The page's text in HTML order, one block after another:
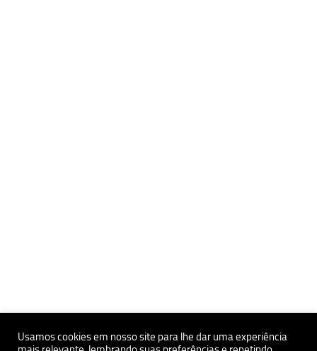
Usamos cookies em nosso site para lhe dar uma experiência